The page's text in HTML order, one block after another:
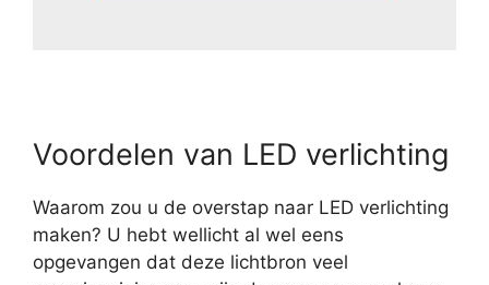
Voordelen van LED verlichting
Waarom zou u de overstap naar LED verlichting
maken? U hebt wellicht al wel eens
opgevangen dat deze lichtbron veel